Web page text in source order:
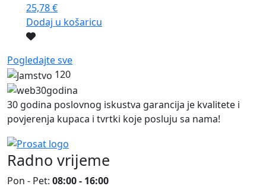
25,78€
Dodaj u košaricu
Pogledajte sve
120
30 godina poslovnog iskustva garancija je kvalitete i
povjerenja kupaca i tvrtki koje posluju sa nama!
Radno vrijeme
Pon - Pet: 08:00 - 16:00